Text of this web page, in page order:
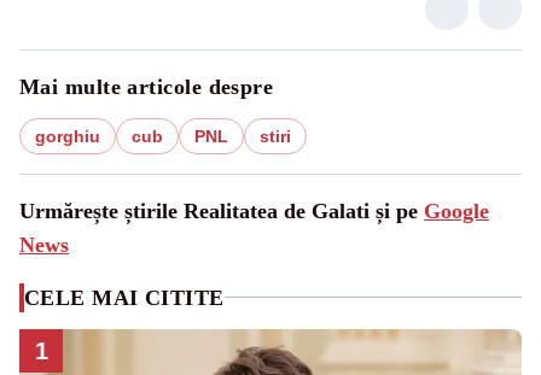
Mai multe articole despre
gorghiu cub PNL stiri
Urmărește știrile Realitatea de Galati și pe Google
News
CELE MAI CITITE
1